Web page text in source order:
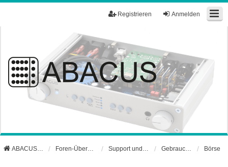
Anmelden
Registrieren
ABACUS Webseite Börse